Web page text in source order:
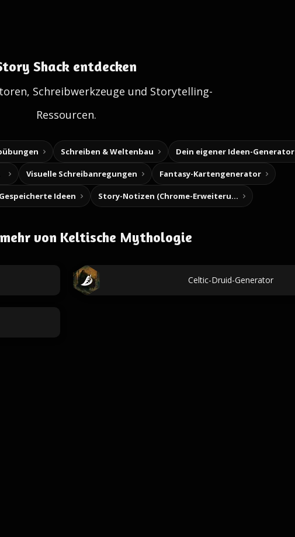
Shack entdecken
Schreibwerkzeuge und Storytelling-
Ressourcen.
Schreiben & Weltenbau Dein eigener Ideen-Generator
Visuelle Schreibanregungen Fantasy-Kartengenerator
Ideen Story-Notizen (Chrome-Erweiterung)
von Keltische Mythologie
Celtic-Druid-Generator